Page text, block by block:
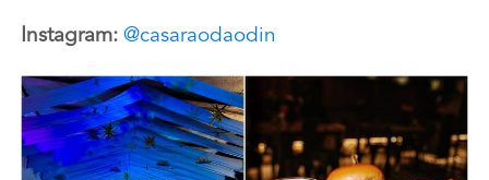
Instagram: @casaraodaodin